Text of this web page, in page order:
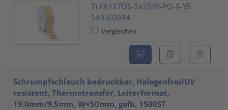
TLFX127DS-2x25YE-PO-X-YE
553-60034
Vergleichen
Schrumpfschlauch bedruckbar, Halogenfrei/UV
resistent, Thermotransfer, Leiterformat,
19.0mm/9.5mm, W=50mm, gelb, 1500ST